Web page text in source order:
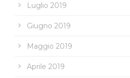
Luglio 2019
Giugno 2019
Maggio 2019
Aprile 2019